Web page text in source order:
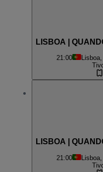
LISBOA |
21:00 Lisboa,
LISBOA |
21:00 Lisboa,